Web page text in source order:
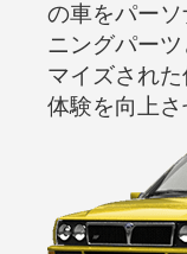
の車をパー
ニングパー
マイズされ
体験を向上さ